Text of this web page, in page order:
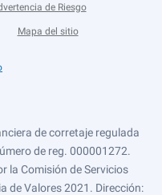
de Riesgo
Mapa del sitio
de corretaje regulada
de reg. 000001272.
la Comisión de Servicios
de Valores 2021. Dirección: